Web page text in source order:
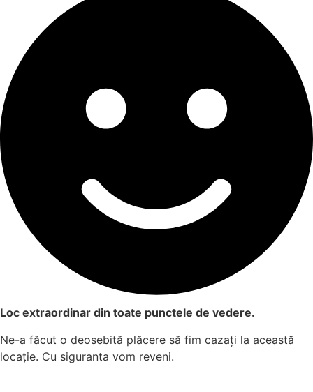
Loc extraordinar din toate punctele de vedere.
Ne-a făcut o deosebită plăcere să fim cazați la această
locație. Cu siguranta vom reveni.